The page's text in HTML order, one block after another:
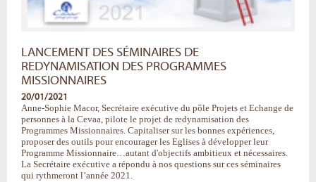
LANCEMENT DES SÉMINAIRES DE
REDYNAMISATION DES PROGRAMMES
MISSIONNAIRES
20/01/2021
Anne-Sophie Macor, Secrétaire exécutive du pôle Projets et Echange de
personnes à la Cevaa, pilote le projet de redynamisation des
Programmes Missionnaires. Capitaliser sur les bonnes expériences,
proposer des outils pour encourager les Eglises à développer leur
Programme Missionnaire…autant d'objectifs ambitieux et nécessaires.
La Secrétaire exécutive a répondu à nos questions sur ces séminaires
qui rythmeront l’année 2021.